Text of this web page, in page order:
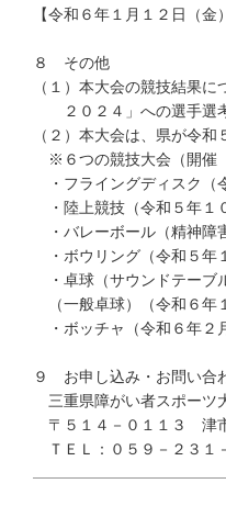
【令和６年１月１２日（金
８ その他
（１）本大会の競技結果
２０２４」への選手選考
（２）本大会は、県が令
※６つの競技大会（開催
・フライングディスク（
・陸上競技（令和５年１
・バレーボール（精神障
・ボウリング（令和５年
・卓球（サウンドテーブ
（一般卓球）（令和６年
・ボッチャ（令和６年２
９ お申し込み・お問い合
三重県障がい者スポーツ
〒５１４－０１１３ 津
ＴＥＬ：０５９－２３１